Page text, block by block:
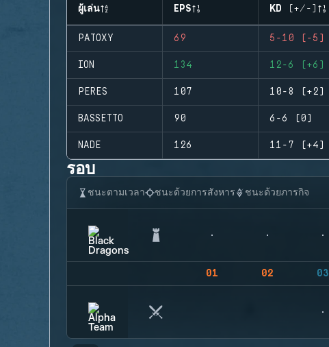
ผู้เล่น EPS KD (+/-)
PATOXY 69 5-10 (-5)
ION 134 12-6 (+6)
PERES 107 10-8 (+2)
BASSETTO 90 6-6 (0)
NADE 126 11-7 (+4)
รอบ
ชนะตามเวลา ชนะด้วยการสังหาร ชนะด้วยภารกิจ
01 02 03